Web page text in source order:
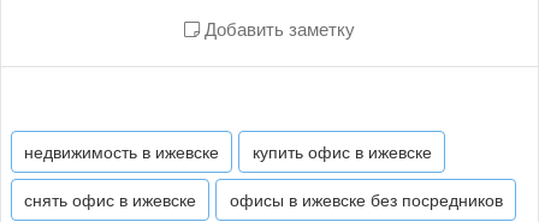
Добавить заметку
недвижимость в ижевске купить офис в ижевске
снять офис в ижевске офисы в ижевске без посредников